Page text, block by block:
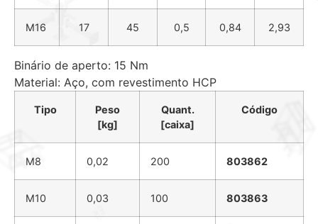
M16 17 45 0,5 0,84 2,93
Binário de aperto: 15 Nm
Material: Aço, com revestimento HCP
Tipo
Peso
[kg]
Quant.
[caixa]
Código
M8 0,02 200 803862
M10 0,03 100 803863